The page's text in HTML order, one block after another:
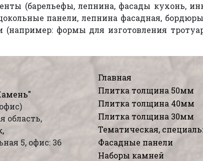
(барельефы, лепнина, фасады кухонь,
панели, лепнина фасадная,
формы для изготовления
область,
5, офис: 36
Главная
Плитка толщина 50мм
Плитка толщина 40мм
Плитка толщина 30мм
Тематическая,
Фасадные панели
Наборы камней